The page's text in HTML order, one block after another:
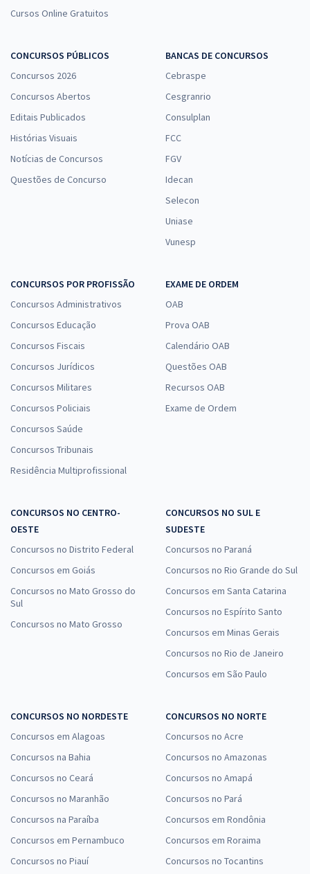
Cursos Online Gratuitos
CONCURSOS PÚBLICOS
Concursos 2026
Concursos Abertos
Editais Publicados
Histórias Visuais
Notícias de Concursos
Questões de Concurso
BANCAS DE CONCURSOS
Cebraspe
Cesgranrio
Consulplan
FCC
FGV
Idecan
Selecon
Uniase
Vunesp
CONCURSOS POR PROFISSÃO
Concursos Administrativos
Concursos Educação
Concursos Fiscais
Concursos Jurídicos
Concursos Militares
Concursos Policiais
Concursos Saúde
Concursos Tribunais
Residência Multiprofissional
EXAME DE ORDEM
OAB
Prova OAB
Calendário OAB
Questões OAB
Recursos OAB
Exame de Ordem
CONCURSOS NO CENTRO-
OESTE
Concursos no Distrito Federal
Concursos em Goiás
Concursos no Mato Grosso do
Sul
Concursos no Mato Grosso
CONCURSOS NO SUL E
SUDESTE
Concursos no Paraná
Concursos no Rio Grande do Sul
Concursos em Santa Catarina
Concursos no Espírito Santo
Concursos em Minas Gerais
Concursos no Rio de Janeiro
Concursos em São Paulo
CONCURSOS NO NORDESTE
Concursos em Alagoas
Concursos na Bahia
Concursos no Ceará
Concursos no Maranhão
Concursos na Paraíba
Concursos em Pernambuco
Concursos no Piauí
CONCURSOS NO NORTE
Concursos no Acre
Concursos no Amazonas
Concursos no Amapá
Concursos no Pará
Concursos em Rondônia
Concursos em Roraima
Concursos no Tocantins